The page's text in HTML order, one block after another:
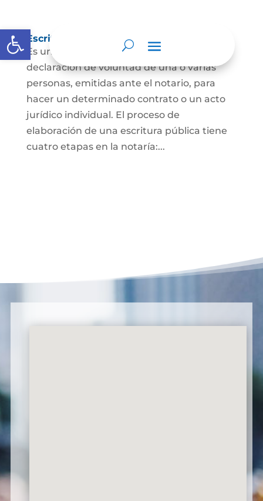
Abrir barra de herramientas
Escritura Pública
Es un documento que contiene la
declaración de voluntad de una o varias
personas, emitidas ante el notario, para
hacer un determinado contrato o un acto
jurídico individual. El proceso de
elaboración de una escritura pública tiene
cuatro etapas en la notaría:...